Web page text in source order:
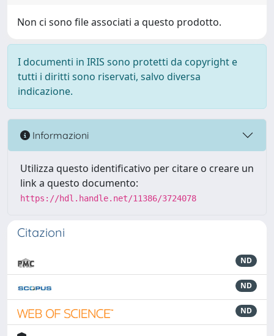
Non ci sono file associati a questo prodotto.
I documenti in IRIS sono protetti da copyright e
tutti i diritti sono riservati, salvo diversa
indicazione.
Informazioni
Utilizza questo identificativo per citare o creare un
link a questo documento:
https://hdl.handle.net/11386/3724078
Citazioni
ND
ND
ND